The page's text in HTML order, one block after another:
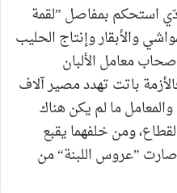
استحكم بمفاصل ”لقمة
والأبقار وإنتاج الحليب
معامل الألبان
باتت تهدد مصير آلاف
والمعامل ما لم يكن هناك
ومن خلفهما يقبع
”عروس اللبنة“ من